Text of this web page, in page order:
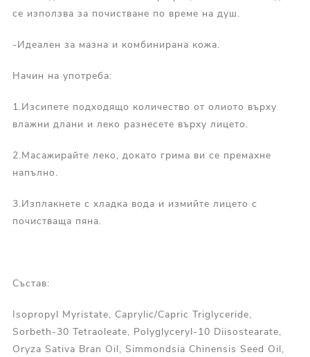
се използва за почистване по време на душ.
-Идеален за мазна и комбинирана кожа.
Начин на употреба:
1.Изсипете подходящо количество от олиото върху
влажни длани и леко разнесете върху лицето.
2.Масажирайте леко, докато грима ви се премахне
напълно.
3.Изплакнете с хладка вода и измийте лицето с
почистваща пяна.
Състав:
Isopropyl Myristate, Caprylic/Capric Triglyceride,
Sorbeth-30 Tetraoleate, Polyglyceryl-10 Diisostearate,
Oryza Sativa Bran Oil, Simmondsia Chinensis Seed Oil,